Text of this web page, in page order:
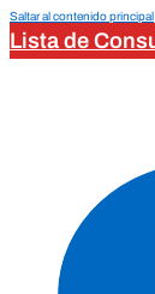
Saltar al contenido principal
Lista de